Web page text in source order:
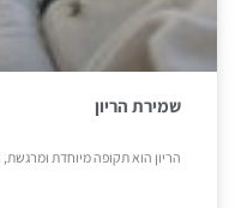
שמירת הריון
הריון הוא תקופה מיוחדת